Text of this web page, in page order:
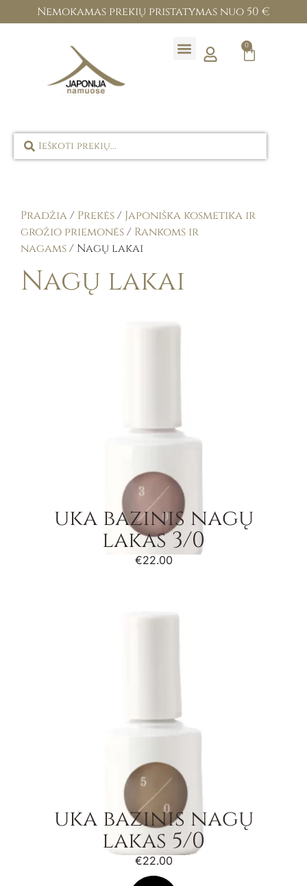
Nemokamas prekių pristatymas nuo 50 €
0
Pradžia/ Prekės/ Japoniška kosmetika ir
grožio priemonės/ Rankoms ir
nagams/ Nagų lakai
Nagų lakai
uka bazinis nagų
lakas 3/0
€22.00
uka bazinis nagų
lakas 5/0
€22.00